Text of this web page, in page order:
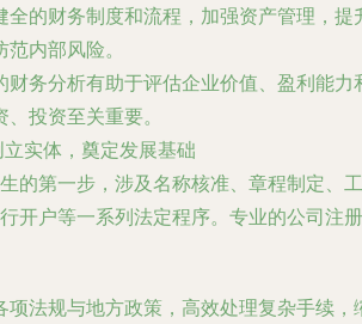
全的财务制度和流程，加强资产管理，提
内部风险。
财务分析有助于评估企业价值、盈利能力
投资至关重要。
实体，奠定发展基础
的第一步，涉及名称核准、章程制定、工
开户等一系列法定程序。专业的公司注册
项法规与地方政策，高效处理复杂手续，